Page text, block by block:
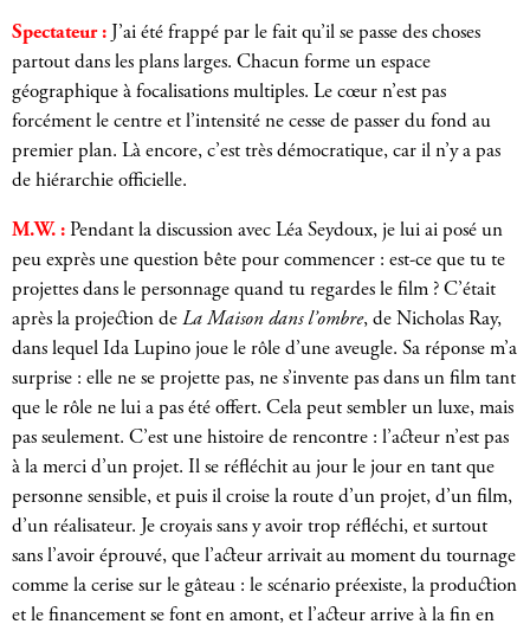
Spectateur : J’ai été frappé par le fait qu’il se passe des choses
partout dans les plans larges. Chacun forme un espace
géographique à focalisations multiples. Le cœur n’est pas
forcément le centre et l’intensité ne cesse de passer du fond au
premier plan. Là encore, c’est très démocratique, car il n’y a pas
de hiérarchie officielle.
M.W. : Pendant la discussion avec Léa Seydoux, je lui ai posé un
peu exprès une question bête pour commencer : est-ce que tu te
projettes dans le personnage quand tu regardes le film ? C’était
après la projection de La Maison dans l’ombre, de Nicholas Ray,
dans lequel Ida Lupino joue le rôle d’une aveugle. Sa réponse m’a
surprise : elle ne se projette pas, ne s’invente pas dans un film tant
que le rôle ne lui a pas été offert. Cela peut sembler un luxe, mais
pas seulement. C’est une histoire de rencontre : l’acteur n’est pas
à la merci d’un projet. Il se réfléchit au jour le jour en tant que
personne sensible, et puis il croise la route d’un projet, d’un film,
d’un réalisateur. Je croyais sans y avoir trop réfléchi, et surtout
sans l’avoir éprouvé, que l’acteur arrivait au moment du tournage
comme la cerise sur le gâteau : le scénario préexiste, la production
et le financement se font en amont, et l’acteur arrive à la fin en